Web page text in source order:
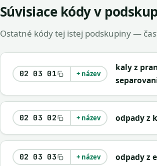
Súvisiace kódy v
Ostatné kódy tej istej podskupiny —
02 03 01 + název
kaly z
02 03 02 + název odpady z
02 03 03 + název odpady z